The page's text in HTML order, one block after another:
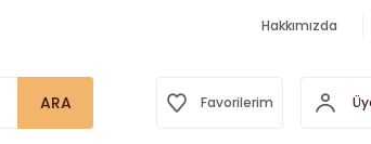
Hakkımızda
ARA Favorilerim